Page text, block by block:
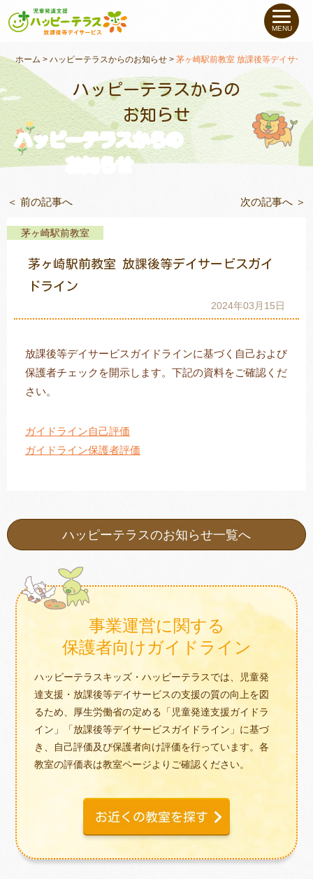
私たちについて
未就学のお子さま（０〜６才）
小学生〜高校生の お子さま
支援事例
教室一覧
トレキング DIDIM
MENU
ホーム >ハッピーテラスからのお知らせ >茅ヶ崎駅前教室 放課後等デイサー
ハッピーテラスからの
お知らせ
ハッピーテラスからの
お知らせ
＜ 前の記事へ 次の記事へ ＞
茅ヶ崎駅前教室
茅ヶ崎駅前教室 放課後等デイサービスガイ
ドライン
2024年03月15日
放課後等デイサービスガイドラインに基づく自己および
保護者チェックを開示します。下記の資料をご確認くだ
さい。
ガイドライン自己評価
ガイドライン保護者評価
ハッピーテラスのお知らせ一覧へ
事業運営に関する
保護者向けガイドライン
ハッピーテラスキッズ・ハッピーテラスでは、児童発
達支援・放課後等デイサービスの支援の質の向上を図
るため、厚生労働省の定める「児童発達支援ガイドラ
イン」「放課後等デイサービスガイドライン」に基づ
き、自己評価及び保護者向け評価を行っています。各
教室の評価表は教室ページよりご確認ください。